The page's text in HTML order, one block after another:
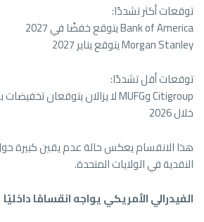
توقعات أكثر تشددًا:
Bank of America يتوقع خفضًا في 2027
Morgan Stanley يتوقع يناير 2027
توقعات أقل تشددًا:
خلال 2026
هذا الانقسام يعكس حالة عدم يقين كبيرة
النقدية في الولايات المتحدة.
الفيدرالي الأمريكي يواجه انقسامًا داخليًا